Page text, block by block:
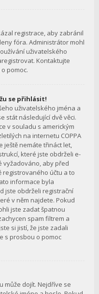
registrace, aby zabránil
fóra. Administrátor mohl
uživatelského
Kontaktujte
pomoc.
se přihlásit!
uživatelského jména a
stát následující dvě věci.
v souladu s americkým
na internetu COPPA
ještě nemáte třináct let,
které jste obdrželi e-
vyžadováno, aby před
registrovaného účtu a to
informace byla
jste obdrželi registrační
v něm najdete. Pokud
jste zadat špatnou
spam filtrem a
si jistí, že jste zadali
s prosbou o pomoc
může dojít. Nejdříve se